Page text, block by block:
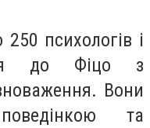
психологів і
до Фіцо з
Вони
та